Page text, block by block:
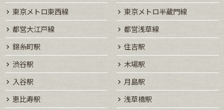
東京メトロ東西線
東京メトロ半蔵門線
都営大江戸線
都営浅草線
錦糸町駅
住吉駅
渋谷駅
木場駅
入谷駅
月島駅
恵比寿駅
浅草橋駅